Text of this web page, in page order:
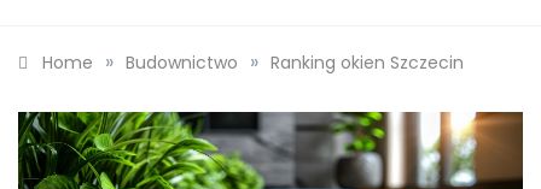
Home » Budownictwo » Ranking okien Szczecin